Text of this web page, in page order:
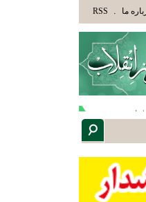
یافته،حرفها را میشنوند و سپس ما .
RSS